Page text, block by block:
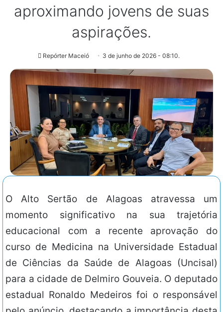
aproximando jovens de suas
aspirações.
Repórter Maceió 3 de junho de 2026 - 08:10.
O Alto Sertão de Alagoas atravessa um
momento significativo na sua trajetória
educacional com a recente aprovação do
curso de Medicina na Universidade Estadual
de Ciências da Saúde de Alagoas (Uncisal)
para a cidade de Delmiro Gouveia. O deputado
estadual Ronaldo Medeiros foi o responsável